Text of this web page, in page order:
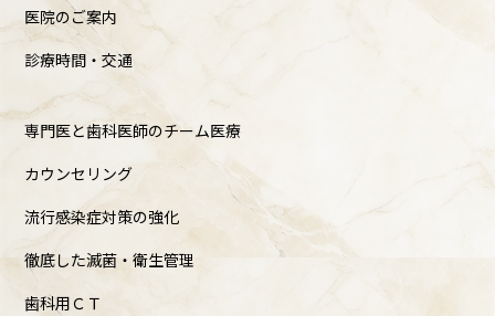
医院のご案内
診療時間・交通
専門医と歯科医師のチーム医療
カウンセリング
流行感染症対策の強化
徹底した滅菌・衛生管理
歯科用ＣＴ